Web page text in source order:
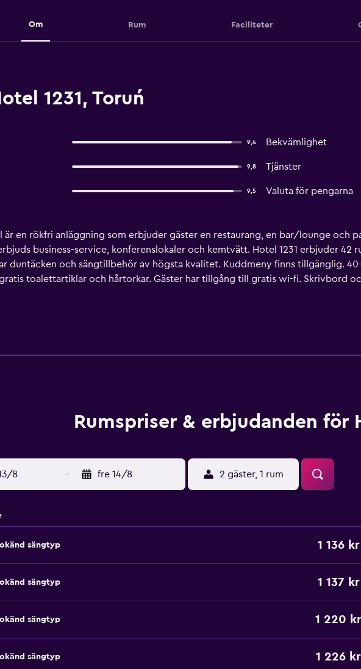
Om Rum Faciliteter
1231, Toruń
9,4 Bekvämlighet
9,8 Tjänster
9,5 Valuta för pengarna
är en rökfri anläggning som erbjuder gäster en restaurang, en bar/lounge och
business-service, konferenslokaler och kemtvätt. Hotel 1231 erbjuder 42
duntäcken och sängtillbehör av högsta kvalitet. Kuddmeny finns tillgänglig.
toalettartiklar och hårtorkar. Gäster har tillgång till gratis wi-fi. Skrivbord
kaffe- och tebryggare. Allergitestade sängkläder och strykjärn/strykbräda
städning sker dagligen. Fritidsaktiviteterna nedan finns antingen tillgängliga
Rumspriser & erbjudanden för
8 - fre 14/8 2 gäster, 1 rum
sängtyp 1 136 kr
sängtyp 1 137 kr
sängtyp 1 220 kr
sängtyp 1 226 kr